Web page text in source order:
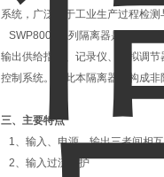
系统，广泛用于工业生产过程检
SWP8000系列隔离器是一种小
输出供给指示、记录仪、模拟调
控制系统。因此本隔离器是构成非
三、主要特点
1、输入、电源、输出三者间相
2、输入过流保护